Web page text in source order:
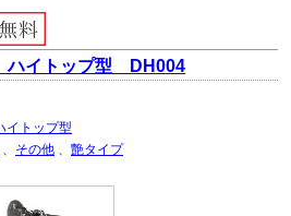
ハイトップ型 DH004
イトップ型
、 その他 、 艶タイプ